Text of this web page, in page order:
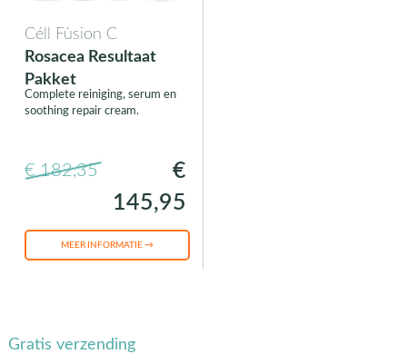
Céll Fùsion C
Rosacea Resultaat
Pakket
Complete reiniging, serum en
soothing repair cream.
€ 182,35
€
145,95
MEER INFORMATIE →
Gratis verzending